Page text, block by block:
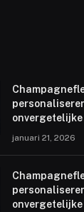
januari 21, 2026